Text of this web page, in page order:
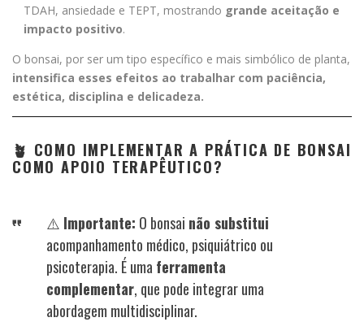
TDAH, ansiedade e TEPT, mostrando grande aceitação e
impacto positivo.
O bonsai, por ser um tipo específico e mais simbólico de planta,
intensifica esses efeitos ao trabalhar com paciência,
estética, disciplina e delicadeza.
🪴 COMO IMPLEMENTAR A PRÁTICA DE BONSAI
COMO APOIO TERAPÊUTICO?
⚠️ Importante: O bonsai não substitui
acompanhamento médico, psiquiátrico ou
psicoterapia. É uma ferramenta
complementar, que pode integrar uma
abordagem multidisciplinar.